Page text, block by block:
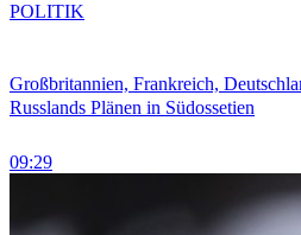
Großbritannien, Frankreich,
Russlands Plänen in Südossetien
09:29
POLITIK